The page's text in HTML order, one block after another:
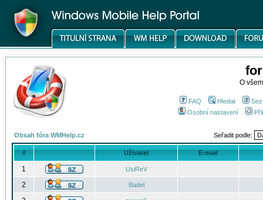
O
FAQ Hledat
Osobní nastavení
Obsah fóra WMHelp.cz Seřadit podle:
# Uživatel E-mail
1 UsiReV
2 Badel